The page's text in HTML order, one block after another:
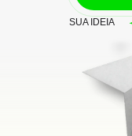
SUA IDEIA